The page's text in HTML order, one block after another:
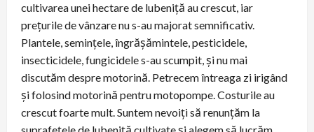
cultivarea unei hectare de lubeniță au crescut, iar
prețurile de vânzare nu s-au majorat semnificativ.
Plantele, semințele, îngrășămintele, pesticidele,
insecticidele, fungicidele s-au scumpit, și nu mai
discutăm despre motorină. Petrecem întreaga zi irigând
și folosind motorină pentru motopompe. Costurile au
crescut foarte mult. Suntem nevoiți să renunțăm la